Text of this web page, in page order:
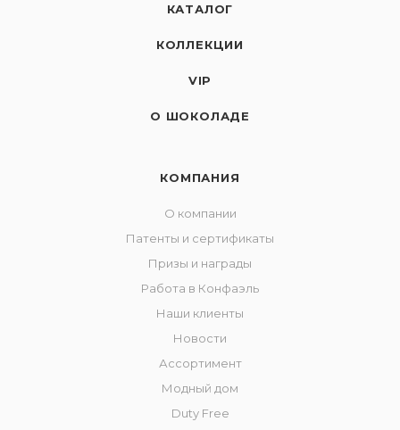
КАТАЛОГ
КОЛЛЕКЦИИ
VIP
О ШОКОЛАДЕ
КОМПАНИЯ
О компании
Патенты и сертификаты
Призы и награды
Работа в Конфаэль
Наши клиенты
Новости
Ассортимент
Модный дом
Duty Free